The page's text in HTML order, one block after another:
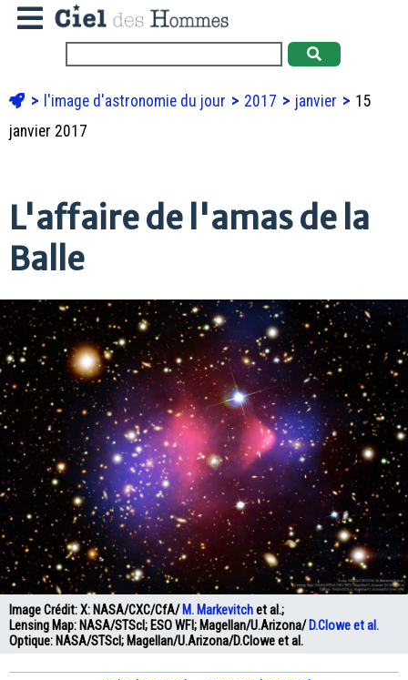
l'image d'astronomie du jour 2017 janvier
15
janvier 2017
L'affaire de l'amas de la
Balle
Image Crédit:X: NASA/CXC/CfA/ M. Markevitchet al.;
Lensing Map: NASA/STScI; ESO WFI; Magellan/U.Arizona/ D.Clowe et al.
Optique: NASA/STScI; Magellan/U.Arizona/D.Clowe et al.